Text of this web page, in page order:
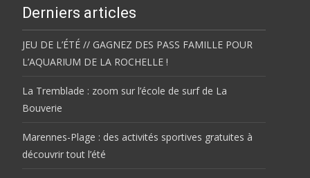
Derniers articles
JEU DE L’ÉTÉ // GAGNEZ DES PASS FAMILLE POUR
L’AQUARIUM DE LA ROCHELLE !
La Tremblade : zoom sur l’école de surf de La
Bouverie
Marennes-Plage : des activités sportives gratuites à
découvrir tout l’été